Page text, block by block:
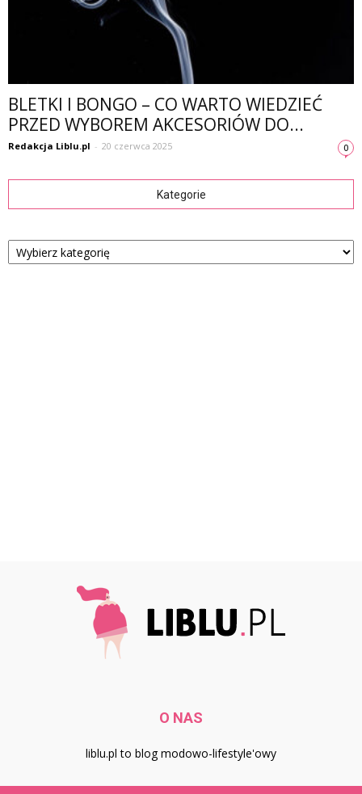
BLETKI I BONGO – CO WARTO WIEDZIEĆ
PRZED WYBOREM AKCESORIÓW DO...
Redakcja Liblu.pl - 20 czerwca 2025 0
Kategorie
Kategorie
O NAS
liblu.pl to blog modowo-lifestyle'owy